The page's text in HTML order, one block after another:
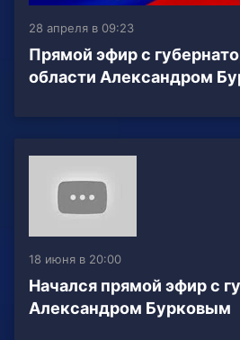
28 апреля в 09:23
Прямой эфир с
области Александром
18 июня в 20:00
Начался прямой эфир с
Александром Бурковым